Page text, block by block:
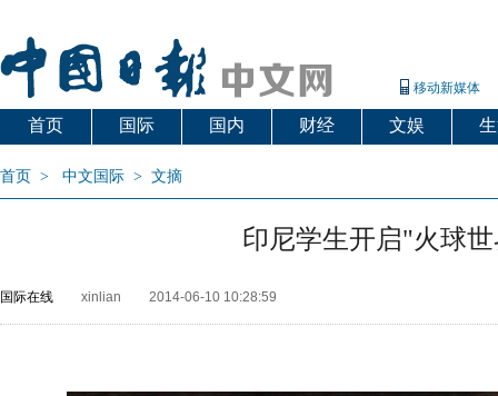
移动新媒体
首页 国际 国内 财经 文娱
首页 > 中文国际 > 文摘
印尼学生开启"火球
国际在线 xinlian 2014-06-10 10:28:59